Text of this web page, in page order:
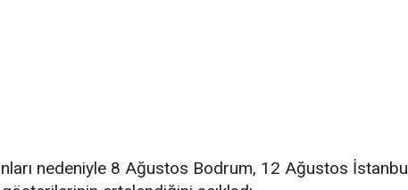
nedeniyle 8 Ağustos Bodrum, 12 Ağustos